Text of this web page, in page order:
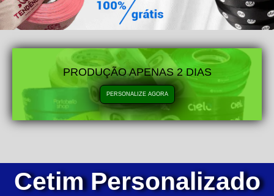
PRODUÇÃO APENAS 2 DIAS
PERSONALIZE AGORA
Cetim Personalizado